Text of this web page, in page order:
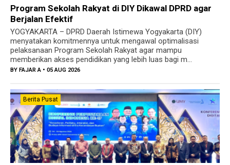
Program Sekolah Rakyat di DIY Dikawal DPRD agar
Berjalan Efektif
YOGYAKARTA – DPRD Daerah Istimewa Yogyakarta (DIY)
menyatakan komitmennya untuk mengawal optimalisasi
pelaksanaan Program Sekolah Rakyat agar mampu
memberikan akses pendidikan yang lebih luas bagi m...
BY FAJAR A • 05 AUG 2026
Berita Pusat